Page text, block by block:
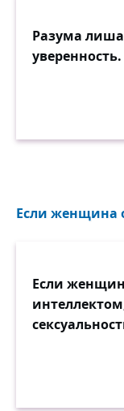
Разума
уверенность.
Если женщина
Если